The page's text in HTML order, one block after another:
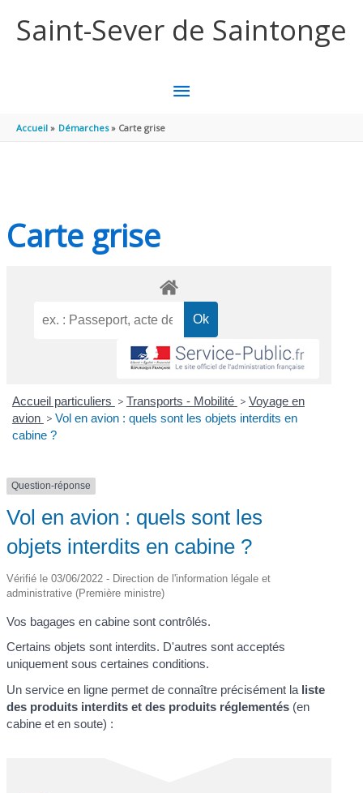
Saint-Sever de Saintonge
MENU
Accueil Démarches Carte grise
Carte grise
Accueil particuliers > Transports - Mobilité > Voyage en
avion > Vol en avion : quels sont les objets interdits en
cabine ?
Question-réponse
Vol en avion : quels sont les
objets interdits en cabine ?
Vérifié le 03/06/2022 - Direction de l'information légale et
administrative (Première ministre)
Vos bagages en cabine sont contrôlés.
Certains objets sont interdits. D'autres sont acceptés
uniquement sous certaines conditions.
Un service en ligne permet de connaître précisément la liste
des produits interdits et des produits réglementés (en
cabine et en soute) :